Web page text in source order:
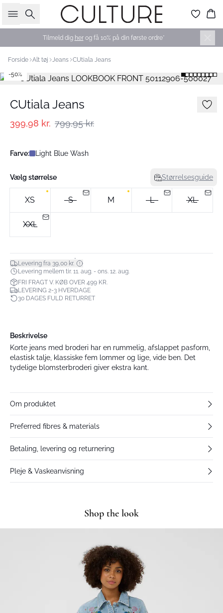
Søg
Tilmeld dig herog få 10% på din første ordre*
Forside Alt tøj Jeans CUtiala Jeans
-50%
CUtiala Jeans
399,98 kr. 799,95 kr.
Farve: Light Blue Wash
Vælg størrelse Størrelsesguide
XS S M L XL
XXL
Levering fra 39,00 kr.*
Levering mellem tir. 11. aug. - ons. 12. aug.
FRI FRAGT V. KØB OVER 499 KR.
LEVERING 2-3 HVERDAGE
30 DAGES FULD RETURRET
Beskrivelse
Korte jeans med broderi har en rummelig, afslappet pasform,
elastisk talje, klassiske fem lommer og lige, vide ben. Det
tydelige blomsterbroderi giver ekstra kant.
Om produktet
Preferred fibres & materials
Betaling, levering og returnering
Pleje & Vaskeanvisning
Shop the look